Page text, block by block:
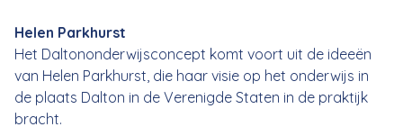
Helen Parkhurst
Het Daltononderwijsconcept komt voort uit de ideeën
van Helen Parkhurst, die haar visie op het onderwijs in
de plaats Dalton in de Verenigde Staten in de praktijk
bracht.